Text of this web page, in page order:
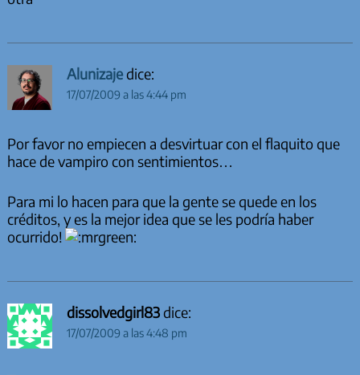
Alunizajedice:
17/07/2009 a las 4:44 pm
Por favor no empiecen a desvirtuar con el flaquito que
hace de vampiro con sentimientos…
Para mi lo hacen para que la gente se quede en los
créditos, y es la mejor idea que se les podría haber
ocurrido!
dissolvedgirl83dice:
17/07/2009 a las 4:48 pm